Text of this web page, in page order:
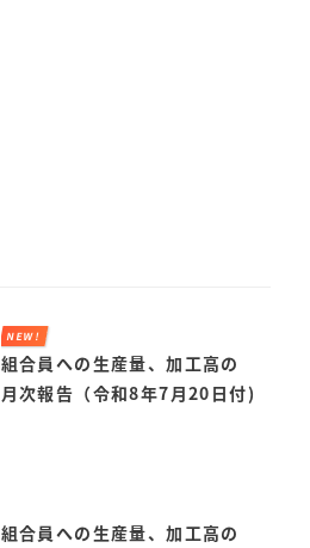
NEW!
組合員への生産量、加工高の
月次報告（令和8年7月20日付)
組合員への生産量、加工高の